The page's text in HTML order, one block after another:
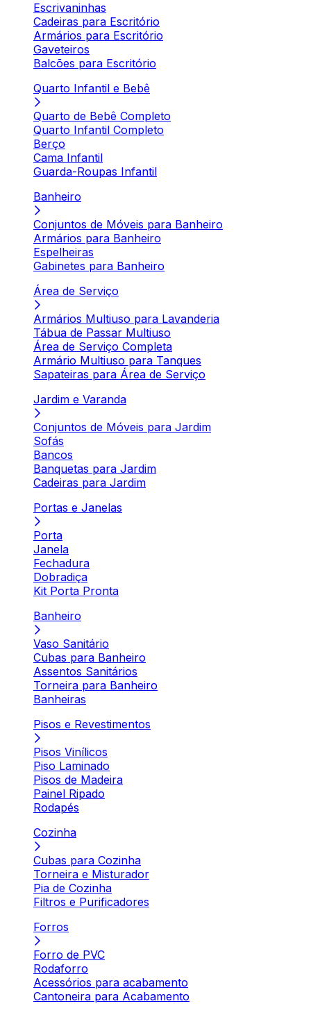
Escrivaninhas
Cadeiras para Escritório
Armários para Escritório
Gaveteiros
Balcões para Escritório
Quarto Infantil e Bebê
Quarto de Bebê Completo
Quarto Infantil Completo
Berço
Cama Infantil
Guarda-Roupas Infantil
Banheiro
Conjuntos de Móveis para Banheiro
Armários para Banheiro
Espelheiras
Gabinetes para Banheiro
Área de Serviço
Armários Multiuso para Lavanderia
Tábua de Passar Multiuso
Área de Serviço Completa
Armário Multiuso para Tanques
Sapateiras para Área de Serviço
Jardim e Varanda
Conjuntos de Móveis para Jardim
Sofás
Bancos
Banquetas para Jardim
Cadeiras para Jardim
Portas e Janelas
Porta
Janela
Fechadura
Dobradiça
Kit Porta Pronta
Banheiro
Vaso Sanitário
Cubas para Banheiro
Assentos Sanitários
Torneira para Banheiro
Banheiras
Pisos e Revestimentos
Pisos Vinílicos
Piso Laminado
Pisos de Madeira
Painel Ripado
Rodapés
Cozinha
Cubas para Cozinha
Torneira e Misturador
Pia de Cozinha
Filtros e Purificadores
Forros
Forro de PVC
Rodaforro
Acessórios para acabamento
Cantoneira para Acabamento